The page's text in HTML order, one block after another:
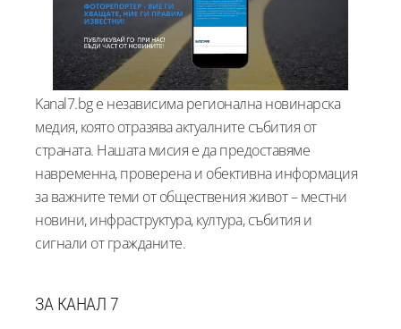
Kanal7.bg е независима регионална новинарска
медия, която отразява актуалните събития от
страната. Нашата мисия е да предоставяме
навременна, проверена и обективна информация
за важните теми от обществения живот – местни
новини, инфраструктура, култура, събития и
сигнали от гражданите.
ЗА КАНАЛ 7